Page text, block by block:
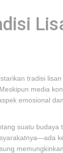
tradisi
media
emosional
suatu